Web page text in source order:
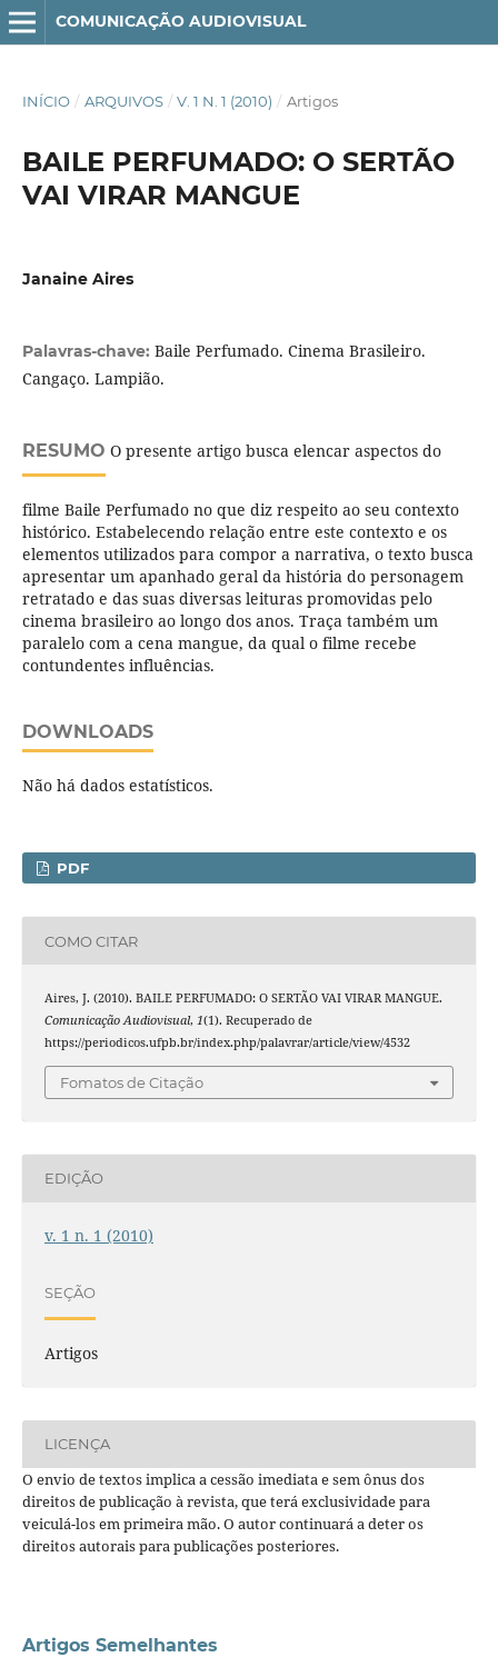
COMUNICAÇÃO AUDIOVISUAL
INÍCIO / ARQUIVOS / V. 1 N. 1 (2010) / Artigos
BAILE PERFUMADO: O SERTÃO
VAI VIRAR MANGUE
Janaine Aires
Palavras-chave: Baile Perfumado. Cinema Brasileiro.
Cangaço. Lampião.
RESUMO O presente artigo busca elencar aspectos do
filme Baile Perfumado no que diz respeito ao seu contexto
histórico. Estabelecendo relação entre este contexto e os
elementos utilizados para compor a narrativa, o texto busca
apresentar um apanhado geral da história do personagem
retratado e das suas diversas leituras promovidas pelo
cinema brasileiro ao longo dos anos. Traça também um
paralelo com a cena mangue, da qual o filme recebe
contundentes influências.
DOWNLOADS
Não há dados estatísticos.
PDF
COMO CITAR
Aires, J. (2010). BAILE PERFUMADO: O SERTÃO VAI VIRAR MANGUE.
Comunicação Audiovisual, 1(1). Recuperado de
https://periodicos.ufpb.br/index.php/palavrar/article/view/4532
Fomatos de Citação
EDIÇÃO
v. 1 n. 1 (2010)
SEÇÃO
Artigos
LICENÇA
O envio de textos implica a cessão imediata e sem ônus dos
direitos de publicação à revista, que terá exclusividade para
veiculá-los em primeira mão. O autor continuará a deter os
direitos autorais para publicações posteriores.
Artigos Semelhantes